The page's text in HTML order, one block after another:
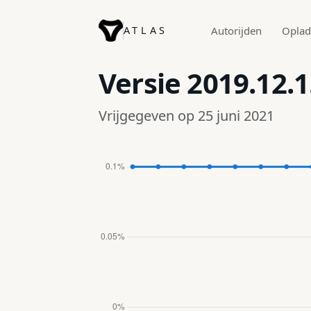
ATLAS Autorijden
Versie
Vrijgegeven op 25 juni 2021